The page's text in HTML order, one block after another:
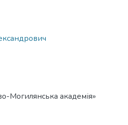
Могилянська академія»